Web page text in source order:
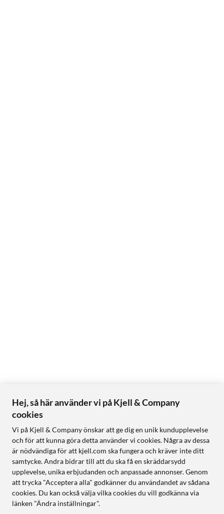
Hej, så här använder vi på Kjell & Company
cookies
Vi på Kjell & Company önskar att ge dig en unik kundupplevelse
och för att kunna göra detta använder vi cookies. Några av dessa
är nödvändiga för att kjell.com ska fungera och kräver inte ditt
samtycke. Andra bidrar till att du ska få en skräddarsydd
upplevelse, unika erbjudanden och anpassade annonser. Genom
att trycka "Acceptera alla" godkänner du användandet av sådana
cookies. Du kan också välja vilka cookies du vill godkänna via
länken "Ändra inställningar".